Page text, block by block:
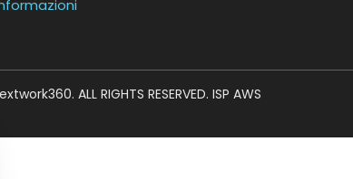
ALL RIGHTS RESERVED. ISP AWS